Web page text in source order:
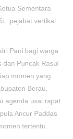
Sementara
pejabat vertikal
Pani bagi warga
dan Puncak Rasul
momen yang
Berau,
agenda usai rapat
Ancur Paddas
tertentu.